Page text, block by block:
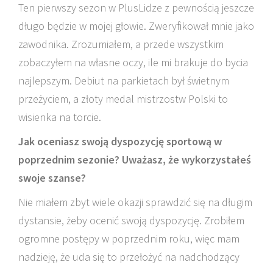
Ten pierwszy sezon w PlusLidze z pewnością jeszcze
długo będzie w mojej głowie. Zweryfikował mnie jako
zawodnika. Zrozumiałem, a przede wszystkim
zobaczyłem na własne oczy, ile mi brakuje do bycia
najlepszym. Debiut na parkietach był świetnym
przeżyciem, a złoty medal mistrzostw Polski to
wisienka na torcie.
Jak oceniasz swoją dyspozycję sportową w
poprzednim sezonie? Uważasz, że wykorzystałeś
swoje szanse?
Nie miałem zbyt wiele okazji sprawdzić się na długim
dystansie, żeby ocenić swoją dyspozycję. Zrobiłem
ogromne postępy w poprzednim roku, więc mam
nadzieję, że uda się to przełożyć na nadchodzący